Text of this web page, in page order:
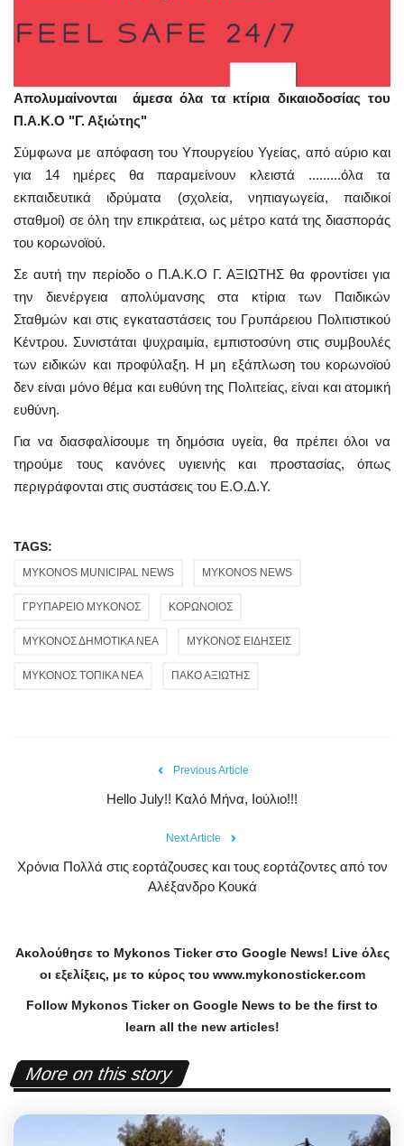
Απολυμαίνονται άμεσα όλα τα κτίρια δικαιοδοσίας του
Π.Α.Κ.Ο "Γ. Αξιώτης"
Σύμφωνα με απόφαση του Υπουργείου Υγείας, από αύριο και
για 14 ημέρες θα παραμείνουν κλειστά .........όλα τα
εκπαιδευτικά ιδρύματα (σχολεία, νηπιαγωγεία, παιδικοί
σταθμοί) σε όλη την επικράτεια, ως μέτρο κατά της διασποράς
του κορωνοϊού.
Σε αυτή την περίοδο ο Π.Α.Κ.Ο Γ. ΑΞΙΩΤΗΣ θα φροντίσει για
την διενέργεια απολύμανσης στα κτίρια των Παιδικών
Σταθμών και στις εγκαταστάσεις του Γρυπάρειου Πολιτιστικού
Κέντρου. Συνιστάται ψυχραιμία, εμπιστοσύνη στις συμβουλές
των ειδικών και προφύλαξη. Η μη εξάπλωση του κορωνοϊού
δεν είναι μόνο θέμα και ευθύνη της Πολιτείας, είναι και ατομική
ευθύνη.
Για να διασφαλίσουμε τη δημόσια υγεία, θα πρέπει όλοι να
τηρούμε τους κανόνες υγιεινής και προστασίας, όπως
περιγράφονται στις συστάσεις του Ε.Ο.Δ.Υ.
TAGS:
MYKONOS MUNICIPAL NEWS MYKONOS NEWS
ΓΡΥΠΑΡΕΙΟ ΜΥΚΟΝΟΣ ΚΟΡΩΝΟΙΟΣ
ΜΥΚΟΝΟΣ ΔΗΜΟΤΙΚΑ ΝΕΑ ΜΥΚΟΝΟΣ ΕΙΔΗΣΕΙΣ
ΜΥΚΟΝΟΣ ΤΟΠΙΚΑ ΝΕΑ ΠΑΚΟ ΑΞΙΩΤΗΣ
Previous Article
Hello July!! Καλό Μήνα, Ιούλιο!!!
Next Article
Χρόνια Πολλά στις εορτάζουσες και τους εορτάζοντες από τον
Αλέξανδρο Κουκά
Ακολούθησε το Mykonos Tickerστο Google News! Liveόλες
οι εξελίξεις, με το κύρος του www.mykonosticker.com
Follow Mykonos Ticker on Google News to be the first to
learn all the new articles!
More on this story